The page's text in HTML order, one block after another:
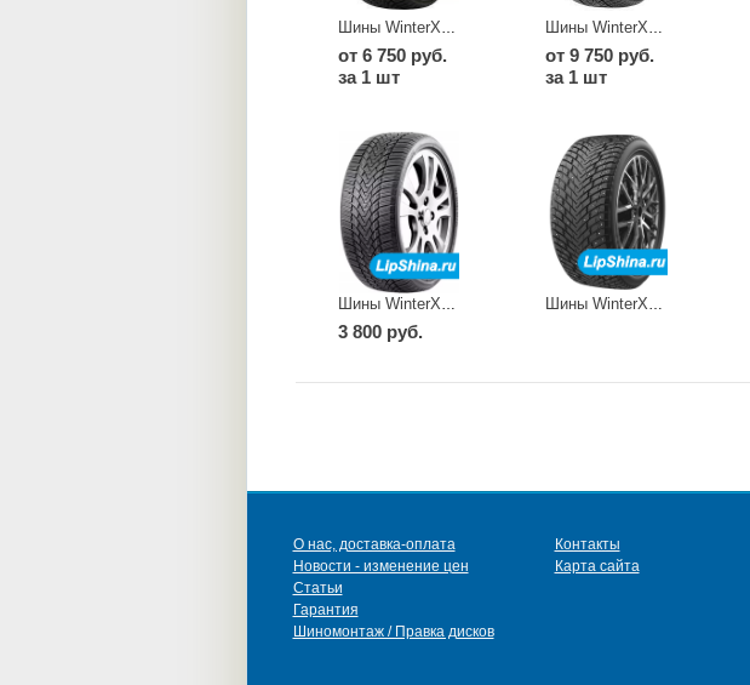
Шины WinterXPro 888
от 6 750 руб.
за 1 шт
Шины WinterXPro 999
от 9 750 руб.
за 1 шт
Шины WinterXPro888
3 800 руб.
Шины WinterXProStud69
О нас, доставка-оплата
Новости - изменение цен
Статьи
Гарантия
Шиномонтаж / Правка дисков
Контакты
Карта сайта